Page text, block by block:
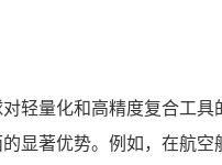
轻量化和高精度复合工
显著优势。例如，在航